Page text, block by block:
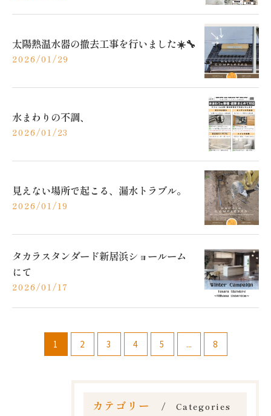
太陽熱温水器の撤去工事を行いました☀️🔧
2026/01/29
水まわりの不調、
2026/01/23
見えない場所で起こる、漏水トラブル。
2026/01/19
タカラスタンダード新居浜ショールーム
にて
2026/01/17
1 2 3 4 5 ... 8
カテゴリー Categories